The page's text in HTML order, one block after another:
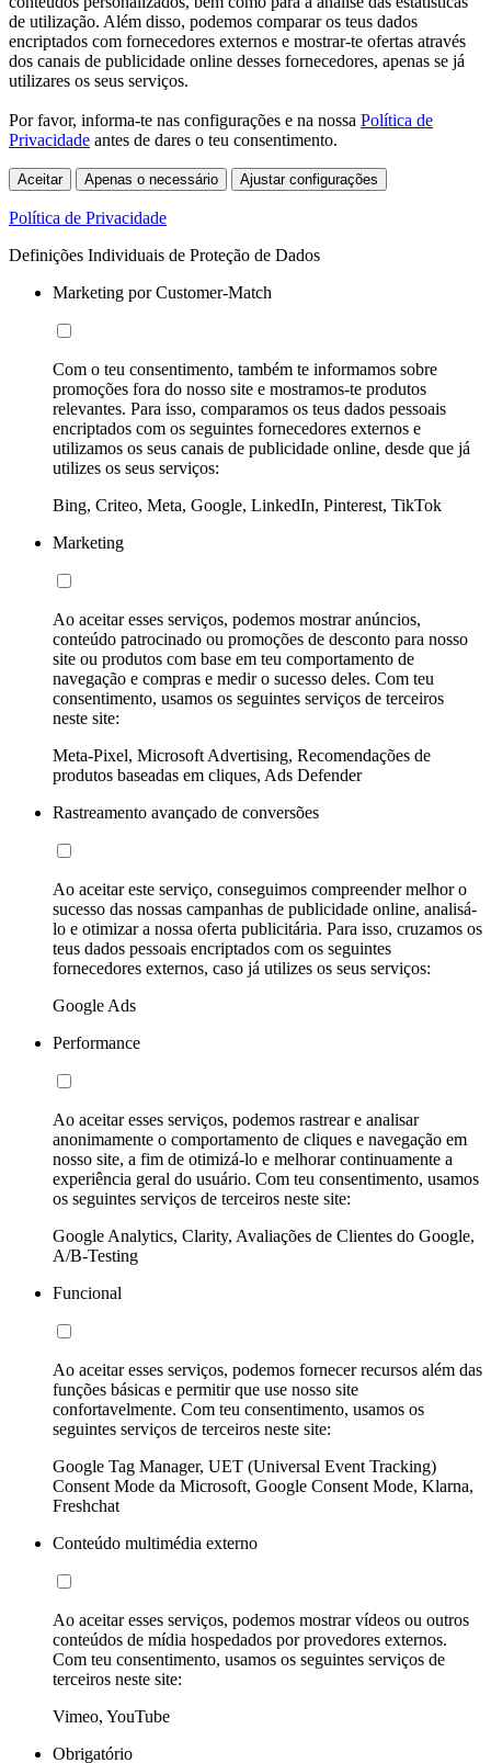
de utilização. Além disso, podemos comparar os teus dados
encriptados com fornecedores externos e mostrar-te ofertas através
dos canais de publicidade online desses fornecedores, apenas se já
utilizares os seus serviços.
Por favor, informa-te nas configurações e na nossa Política de
Privacidade antes de dares o teu consentimento.
Aceitar Apenas o necessário Ajustar configurações
Política de Privacidade
Definições Individuais de Proteção de Dados
Marketing por Customer-Match
Com o teu consentimento, também te informamos sobre
promoções fora do nosso site e mostramos-te produtos
relevantes. Para isso, comparamos os teus dados pessoais
encriptados com os seguintes fornecedores externos e
utilizamos os seus canais de publicidade online, desde que já
utilizes os seus serviços:
Bing, Criteo, Meta, Google, LinkedIn, Pinterest, TikTok
Marketing
Ao aceitar esses serviços, podemos mostrar anúncios,
conteúdo patrocinado ou promoções de desconto para nosso
site ou produtos com base em teu comportamento de
navegação e compras e medir o sucesso deles. Com teu
consentimento, usamos os seguintes serviços de terceiros
neste site:
Meta-Pixel, Microsoft Advertising, Recomendações de
produtos baseadas em cliques, Ads Defender
Rastreamento avançado de conversões
Ao aceitar este serviço, conseguimos compreender melhor o
sucesso das nossas campanhas de publicidade online, analisá-
lo e otimizar a nossa oferta publicitária. Para isso, cruzamos os
teus dados pessoais encriptados com os seguintes
fornecedores externos, caso já utilizes os seus serviços:
Google Ads
Performance
Ao aceitar esses serviços, podemos rastrear e analisar
anonimamente o comportamento de cliques e navegação em
nosso site, a fim de otimizá-lo e melhorar continuamente a
experiência geral do usuário. Com teu consentimento, usamos
os seguintes serviços de terceiros neste site:
Google Analytics, Clarity, Avaliações de Clientes do Google,
A/B-Testing
Funcional
Ao aceitar esses serviços, podemos fornecer recursos além das
funções básicas e permitir que use nosso site
confortavelmente. Com teu consentimento, usamos os
seguintes serviços de terceiros neste site:
Google Tag Manager, UET (Universal Event Tracking)
Consent Mode da Microsoft, Google Consent Mode, Klarna,
Freshchat
Conteúdo multimédia externo
Ao aceitar esses serviços, podemos mostrar vídeos ou outros
conteúdos de mídia hospedados por provedores externos.
Com teu consentimento, usamos os seguintes serviços de
terceiros neste site:
Vimeo, YouTube
Obrigatório